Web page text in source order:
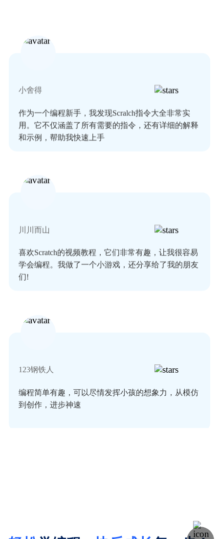
小舍得
作为一个编程新手，我发现Scralch指令大全非常实
用。它不仅涵盖了所有需要的指令，还有详细的解释
和示例，帮助我快速上手
川川而山
喜欢Scratch的视频教程，它们非常有趣，让我很容易
学会编程。我做了一个小游戏，还分享给了我的朋友
们!
123钢铁人
编程简单有趣，可以尽情发挥小孩的想象力，从模仿
到创作，进步神速
编程是图形化的，有很多视频教程和优秀案例可以学